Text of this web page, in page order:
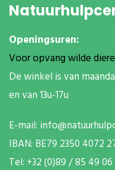
Openingsuren:
Voor opvang wilde
De winkel is van
en van 13u-17u
E-mail:
IBAN: BE79 2350 4072
Tel: +32 (0)89 / 85 49 06